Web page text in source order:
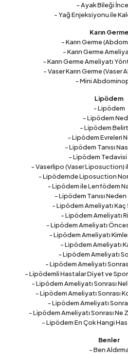
- Ayak Bileği
- Yağ Enjeksiyonu ile
Karın Germe
- Karın Germe
- Karın Germe
- Karın Germe Ameliyatı
- Vaser Karın Germe
- Mini
Lipödem
- Lipödem
- Lipödem
- Lipödem
- Lipödem Evreleri
- Lipödem Tanısı
- Lipödem Tedavisi
- Vaserlipo (Vaser Liposuction)
- Lipödemde Liposuction
- Lipödem ile Lenfödem
- Lipödem Tanısı
- Lipödem Ameliyatı Kaç
- Lipödem Ameliyatı
- Lipödem Ameliyatı
- Lipödem Ameliyatı
- Lipödem Ameliyatı
- Lipödem Ameliyatı
- Lipödem Ameliyatı Sonrası
- Lipödemli Hastalar Diyet ve
- Lipödem Ameliyatı Sonrası
- Lipödem Ameliyatı Sonrası
- Lipödem Ameliyatı
- Lipödem Ameliyatı Sonrası Ne
- Lipödem En Çok Hangi
Benler
- Ben